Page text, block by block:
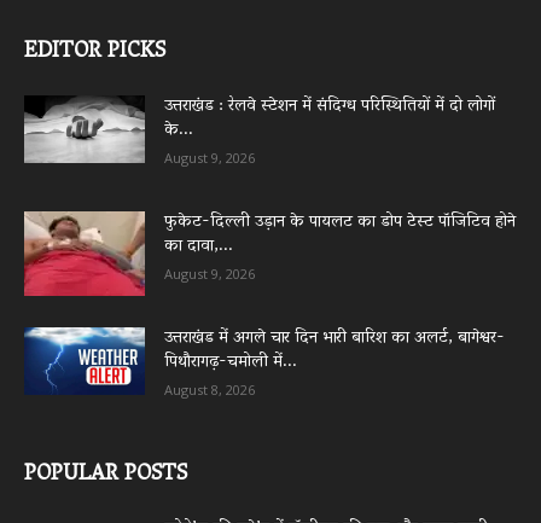
EDITOR PICKS
उत्तराखंड : रेलवे स्टेशन में संदिग्ध परिस्थितियों में दो लोगों
के...
August 9, 2026
फुकेट-दिल्ली उड़ान के पायलट का डोप टेस्ट पॉजिटिव होने
का दावा,...
August 9, 2026
उत्तराखंड में अगले चार दिन भारी बारिश का अलर्ट, बागेश्वर-
पिथौरागढ़-चमोली में...
August 8, 2026
POPULAR POSTS